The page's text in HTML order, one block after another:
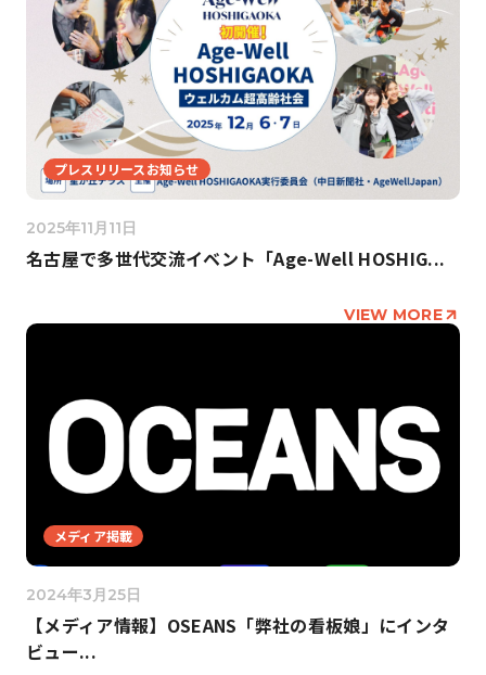
プレスリリースお知らせ
2025年11月11日
名古屋で多世代交流イベント「Age-Well HOSHIG...
VIEW MORE
メディア掲載
2024年3月25日
【メディア情報】OSEANS「弊社の看板娘」にインタ
ビュー...